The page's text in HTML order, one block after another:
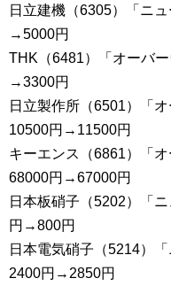
日立建機（6305）「ニ
→5000円
THK（6481）「オーバ
→3300円
日立製作所（6501）「
10500円→11500円
キーエンス（6861）「
68000円→67000円
日本板硝子（5202）「
円→800円
日本電気硝子（5214）
2400円→2850円